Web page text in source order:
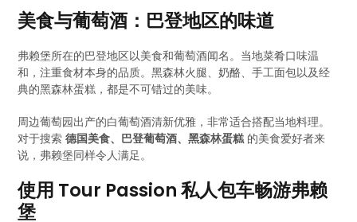
美食与葡萄酒：巴登地区的味道
弗赖堡所在的巴登地区以美食和葡萄酒闻名。当地菜肴口味温
和，注重食材本身的品质。黑森林火腿、奶酪、手工面包以及经
典的黑森林蛋糕，都是不可错过的美味。
周边葡萄园出产的白葡萄酒清新优雅，非常适合搭配当地料理。
对于搜索德国美食、巴登葡萄酒、黑森林蛋糕的美食爱好者来
说，弗赖堡同样令人满足。
使用 Tour Passion 私人包车畅游弗赖
堡